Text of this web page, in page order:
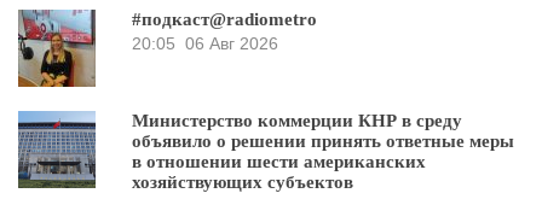
#подкаст@radiometro
20:05 06 Авг 2026
Министерство коммерции КНР в среду
объявило о решении принять ответные меры
в отношении шести американских
хозяйствующих субъектов